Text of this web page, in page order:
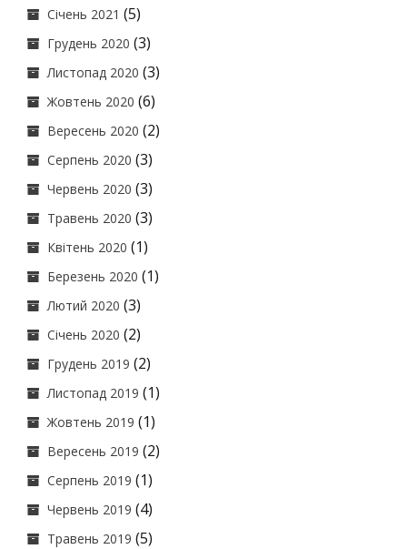
Січень 2021 (5)
Грудень 2020 (3)
Листопад 2020 (3)
Жовтень 2020 (6)
Вересень 2020 (2)
Серпень 2020 (3)
Червень 2020 (3)
Травень 2020 (3)
Квітень 2020 (1)
Березень 2020 (1)
Лютий 2020 (3)
Січень 2020 (2)
Грудень 2019 (2)
Листопад 2019 (1)
Жовтень 2019 (1)
Вересень 2019 (2)
Серпень 2019 (1)
Червень 2019 (4)
Травень 2019 (5)